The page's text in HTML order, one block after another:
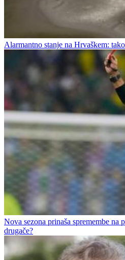
Alarmantno stanje na Hrvaškem:
Nova sezona prinaša spremembe na
drugače?